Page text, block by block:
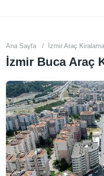
Ana Sayfa İzmir Araç Kiralama
İzmir Buca Araç